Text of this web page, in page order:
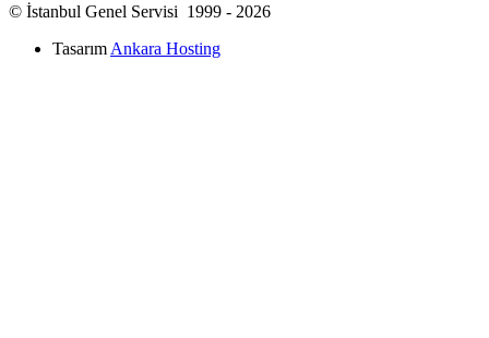
© İstanbul Genel Servisi 1999 - 2026
Tasarım Ankara Hosting